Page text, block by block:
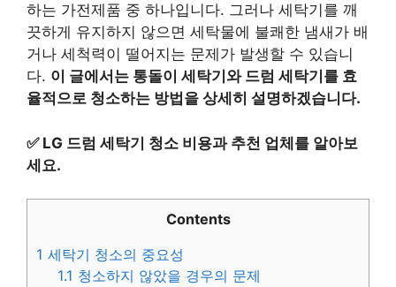
하는 가전제품 중 하나입니다. 그러나 세탁기를 깨
끗하게 유지하지 않으면 세탁물에 불쾌한 냄새가 배
거나 세척력이 떨어지는 문제가 발생할 수 있습니
다. 이 글에서는 통돌이 세탁기와 드럼 세탁기를 효
율적으로 청소하는 방법을 상세히 설명하겠습니다.
✅ LG 드럼 세탁기 청소 비용과 추천 업체를 알아보
세요.
Contents
1 세탁기 청소의 중요성
1.1 청소하지 않았을 경우의 문제